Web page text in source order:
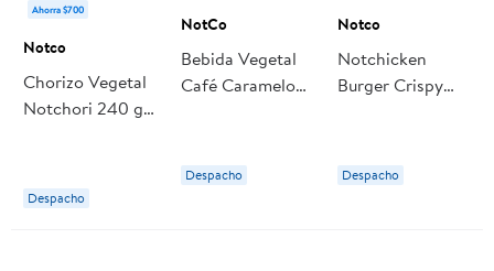
Ahorra $700
Notco
Chorizo Vegetal
Notchori 240 g
Despacho
NotCo
Bebida Vegetal
Café Caramelo
NotCo
Despacho
Notco
Notchicken
Burger Crispy
Notco
Despacho